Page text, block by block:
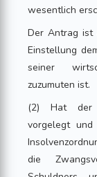
wesentlich
Der Antrag ist
Einstellung
seiner
zuzumuten ist.
(2) Hat der
vorgelegt
die